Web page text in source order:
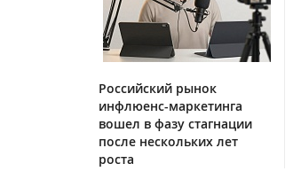
Российский рынок
инфлюенс-маркетинга
вошел в фазу стагнации
после нескольких лет
роста